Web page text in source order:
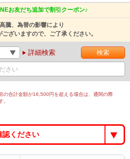
お友だち追加で割引クーポン♪
騰、為替の影響により
ざいますので、ご了承ください。
詳細検索
の合計金額が16,500円を超える場合は、通関の際
。
認ください